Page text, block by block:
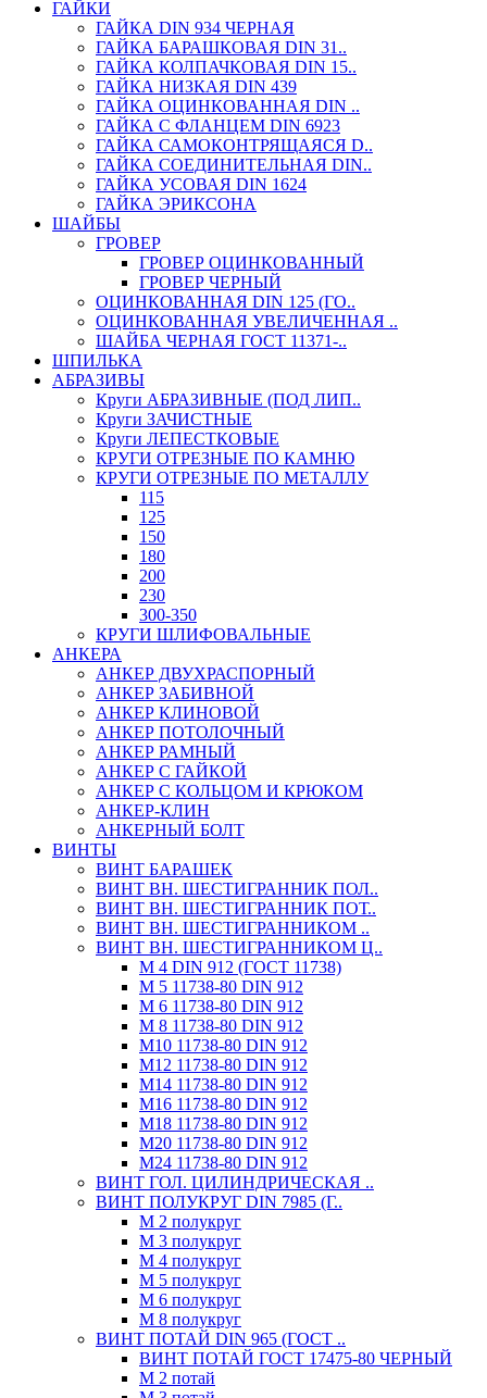
ГАЙКИ
ГАЙКА DIN 934 ЧЕРНАЯ
ГАЙКА БАРАШКОВАЯ DIN 31..
ГАЙКА КОЛПАЧКОВАЯ DIN 15..
ГАЙКА НИЗКАЯ DIN 439
ГАЙКА ОЦИНКОВАННАЯ DIN ..
ГАЙКА С ФЛАНЦЕМ DIN 6923
ГАЙКА САМОКОНТРЯЩАЯСЯ D..
ГАЙКА СОЕДИНИТЕЛЬНАЯ DIN..
ГАЙКА УСОВАЯ DIN 1624
ГАЙКА ЭРИКСОНА
ШАЙБЫ
ГРОВЕР
ГРОВЕР ОЦИНКОВАННЫЙ
ГРОВЕР ЧЕРНЫЙ
ОЦИНКОВАННАЯ DIN 125 (ГО..
ОЦИНКОВАННАЯ УВЕЛИЧЕННАЯ ..
ШАЙБА ЧЕРНАЯ ГОСТ 11371-..
ШПИЛЬКА
АБРАЗИВЫ
Круги АБРАЗИВНЫЕ (ПОД ЛИП..
Круги ЗАЧИСТНЫЕ
Круги ЛЕПЕСТКОВЫЕ
КРУГИ ОТРЕЗНЫЕ ПО КАМНЮ
КРУГИ ОТРЕЗНЫЕ ПО МЕТАЛЛУ
115
125
150
180
200
230
300-350
КРУГИ ШЛИФОВАЛЬНЫЕ
АНКЕРА
АНКЕР ДВУХРАСПОРНЫЙ
АНКЕР ЗАБИВНОЙ
АНКЕР КЛИНОВОЙ
АНКЕР ПОТОЛОЧНЫЙ
АНКЕР РАМНЫЙ
АНКЕР С ГАЙКОЙ
АНКЕР С КОЛЬЦОМ И КРЮКОМ
АНКЕР-КЛИН
АНКЕРНЫЙ БОЛТ
ВИНТЫ
ВИНТ БАРАШЕК
ВИНТ ВН. ШЕСТИГРАННИК ПОЛ..
ВИНТ ВН. ШЕСТИГРАННИК ПОТ..
ВИНТ ВН. ШЕСТИГРАННИКОМ ..
ВИНТ ВН. ШЕСТИГРАННИКОМ Ц..
М 4 DIN 912 (ГОСТ 11738)
М 5 11738-80 DIN 912
М 6 11738-80 DIN 912
М 8 11738-80 DIN 912
М10 11738-80 DIN 912
М12 11738-80 DIN 912
М14 11738-80 DIN 912
М16 11738-80 DIN 912
М18 11738-80 DIN 912
М20 11738-80 DIN 912
М24 11738-80 DIN 912
ВИНТ ГОЛ. ЦИЛИНДРИЧЕСКАЯ ..
ВИНТ ПОЛУКРУГ DIN 7985 (Г..
М 2 полукруг
М 3 полукруг
М 4 полукруг
М 5 полукруг
М 6 полукруг
М 8 полукруг
ВИНТ ПОТАЙ DIN 965 (ГОСТ ..
ВИНТ ПОТАЙ ГОСТ 17475-80 ЧЕРНЫЙ
М 2 потай